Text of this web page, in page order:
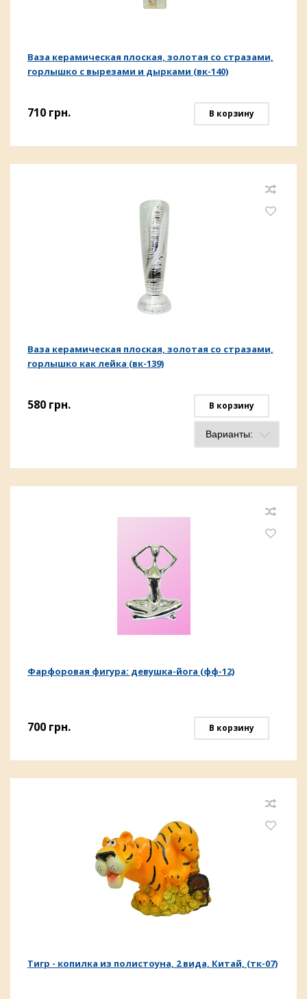
Ваза керамическая плоская, золотая со стразами,
горлышко с вырезами и дырками (вк-140)
710 грн. В корзину
Ваза керамическая плоская, золотая со стразами,
горлышко как лейка (вк-139)
580 грн. В корзину
Фарфоровая фигура: девушка-йога (фф-12)
700 грн. В корзину
Тигр - копилка из полистоуна, 2 вида, Китай, (тк-07)